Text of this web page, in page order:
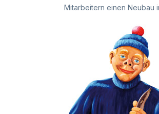
Mitarbeitern einen Neubau